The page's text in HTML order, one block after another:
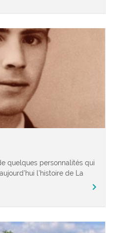
quelques personnalités qui
l’histoire de La
chevron_right